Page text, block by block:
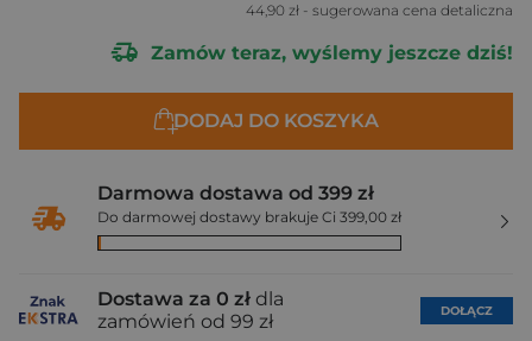
44,90 zł - sugerowana cena detaliczna
Zamów teraz, wyślemy jeszcze dziś!
DODAJ DO KOSZYKA
Darmowa dostawa od 399 zł
Do darmowej dostawy brakuje Ci 399,00 zł
Dostawa za 0 zł dla
zamówień od 99 zł
DOŁĄCZ